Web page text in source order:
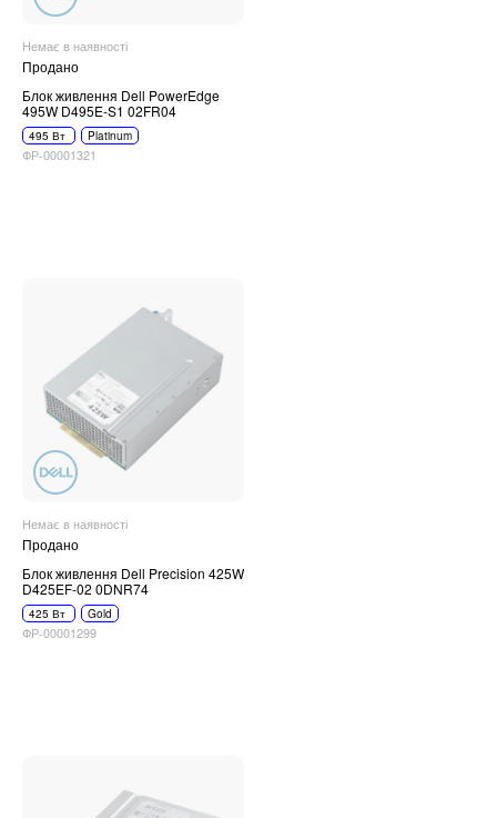
Немає в наявності
Продано
Блок живлення Dell PowerEdge
495W D495E-S1 02FR04
495 Вт Platinum
ФР-00001321
Немає в наявності
Продано
Блок живлення Dell Precision 425W
D425EF-02 0DNR74
425 Вт Gold
ФР-00001299